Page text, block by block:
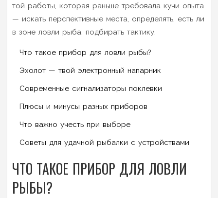
той работы, которая раньше требовала кучи опыта
— искать перспективные места, определять, есть ли
в зоне ловли рыба, подбирать тактику.
Что такое прибор для ловли рыбы?
Эхолот — твой электронный напарник
Современные сигнализаторы поклевки
Плюсы и минусы разных приборов
Что важно учесть при выборе
Советы для удачной рыбалки с устройствами
ЧТО ТАКОЕ ПРИБОР ДЛЯ ЛОВЛИ
РЫБЫ?